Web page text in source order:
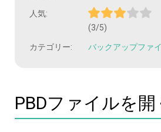
人気:
(3/5)
カテゴリー: バックアップファ
PBDファイルを開